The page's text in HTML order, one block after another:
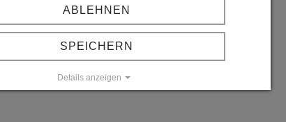
ABLEHNEN
SPEICHERN
Details anzeigen